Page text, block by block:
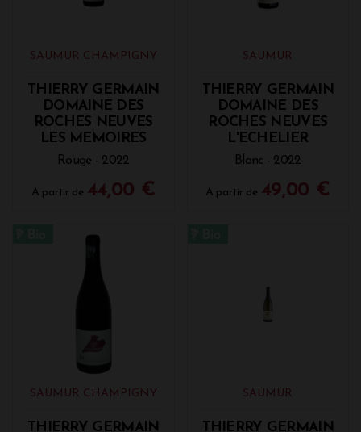
SAUMUR CHAMPIGNY
THIERRY GERMAIN
DOMAINE DES
ROCHES NEUVES
LES MEMOIRES
Rouge - 2022
A partir de 44,00 €
SAUMUR
THIERRY GERMAIN
DOMAINE DES
ROCHES NEUVES
L'ECHELIER
Blanc - 2022
A partir de 49,00 €
SAUMUR CHAMPIGNY
THIERRY GERMAIN
SAUMUR
THIERRY GERMAIN